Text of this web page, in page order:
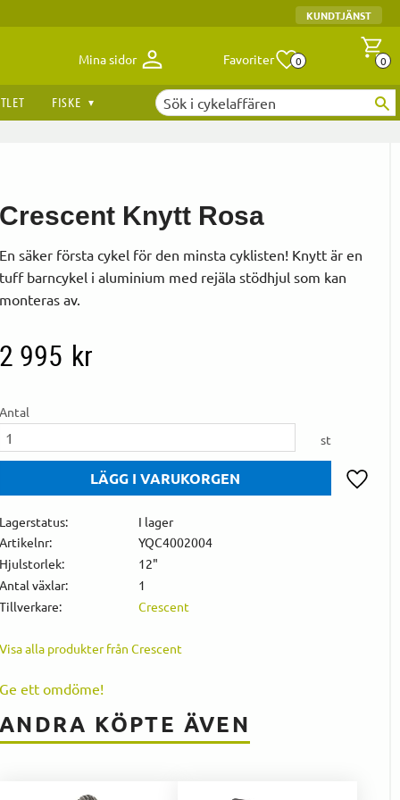
KUNDTJÄNST
Mina sidor Favoriter Antal
0 0
FISKE
Crescent Knytt Rosa
En säker första cykel för den minsta cyklisten! Knytt är en
tuff barncykel i aluminium med rejäla stödhjul som kan
monteras av.
2 995 kr
Antal
st
Lagerstatus
I lager
Artikelnr
YQC4002004
Hjulstorlek
12"
Antal växlar
1
Tillverkare
Crescent
Visa alla produkter från Crescent
Ge ett omdöme!
ANDRA KÖPTE ÄVEN